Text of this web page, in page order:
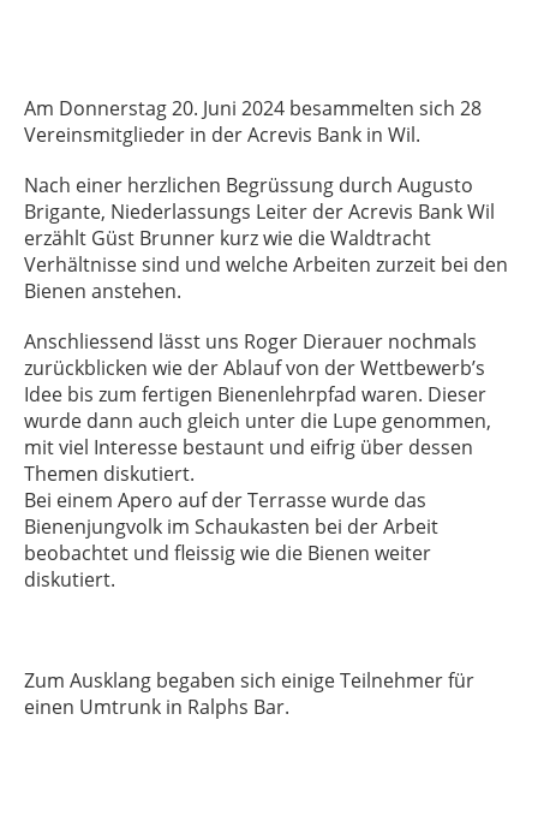
Am Donnerstag 20. Juni 2024 besammelten sich 28
Vereinsmitglieder in der Acrevis Bank in Wil.
Nach einer herzlichen Begrüssung durch Augusto
Brigante, Niederlassungs Leiter der Acrevis Bank Wil
erzählt Güst Brunner kurz wie die Waldtracht
Verhältnisse sind und welche Arbeiten zurzeit bei den
Bienen anstehen.
Anschliessend lässt uns Roger Dierauer nochmals
zurückblicken wie der Ablauf von der Wettbewerb’s
Idee bis zum fertigen Bienenlehrpfad waren. Dieser
wurde dann auch gleich unter die Lupe genommen,
mit viel Interesse bestaunt und eifrig über dessen
Themen diskutiert.
Bei einem Apero auf der Terrasse wurde das
Bienenjungvolk im Schaukasten bei der Arbeit
beobachtet und fleissig wie die Bienen weiter
diskutiert.
Zum Ausklang begaben sich einige Teilnehmer für
einen Umtrunk in Ralphs Bar.